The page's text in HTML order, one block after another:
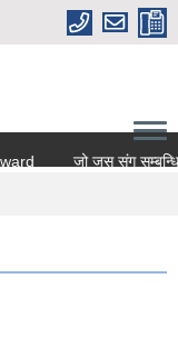
जो जस संग सम्बन्धित छ ।